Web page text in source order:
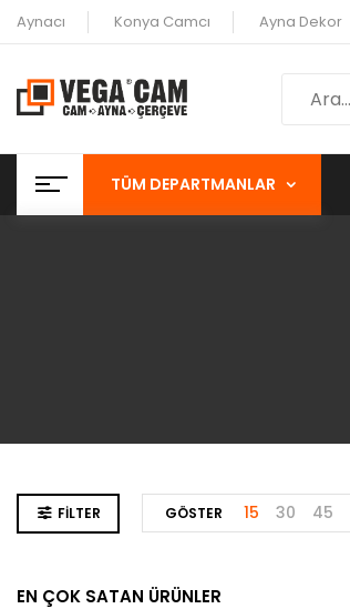
Aynacı Konya Camcı Ayna Dekor
TÜM DEPARTMANLAR
FILTER GÖSTER 15 30 45
EN ÇOK SATAN ÜRÜNLER